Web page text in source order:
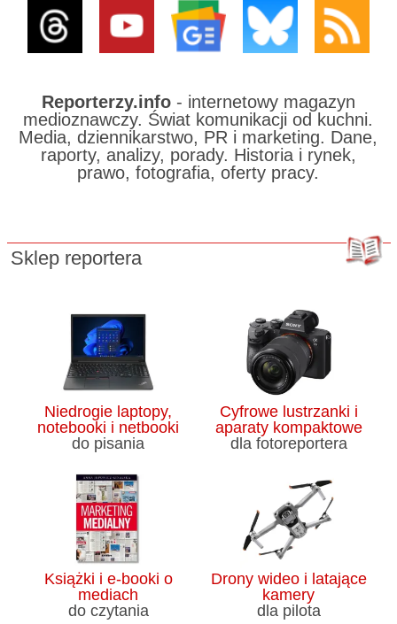
Reporterzy.info- internetowy magazyn
medioznawczy. Świat komunikacji od kuchni.
Media, dziennikarstwo, PR i marketing. Dane,
raporty, analizy, porady. Historia i rynek,
prawo, fotografia, oferty pracy.
Sklep reportera
Niedrogie laptopy,
notebooki i netbooki
do pisania
Cyfrowe lustrzanki i
aparaty kompaktowe
dla fotoreportera
Książki i e-booki o
mediach
do czytania
Drony wideo i latające
kamery
dla pilota